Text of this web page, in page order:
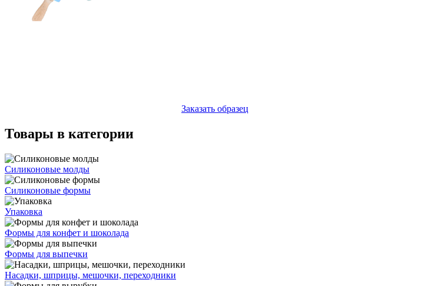
Заказать образец
Товары в категории
Силиконовые молды
Силиконовые формы
Упаковка
Формы для конфет и шоколада
Формы для выпечки
Насадки, шприцы, мешочки, переходники